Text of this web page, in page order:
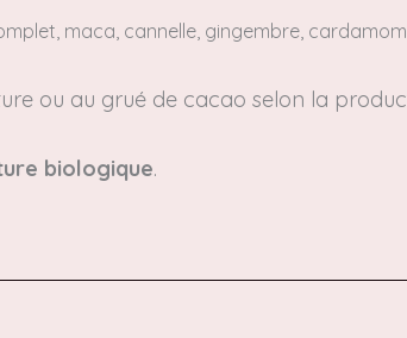
maca, cannelle, gingembre,
ou au grué de cacao selon la
biologique.